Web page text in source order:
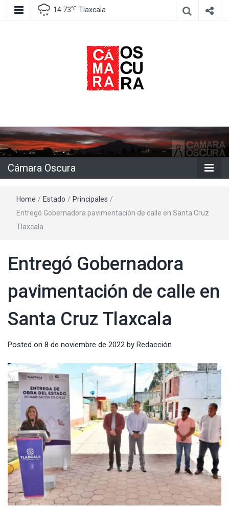
14.73℃ Tlaxcala
Cámara
Oscura
Cámara Oscura
Home / Estado / Principales /
Entregó Gobernadora pavimentación de calle en Santa Cruz
Tlaxcala
Entregó Gobernadora
pavimentación de calle en
Santa Cruz Tlaxcala
Posted on 8 de noviembre de 2022 by Redacción